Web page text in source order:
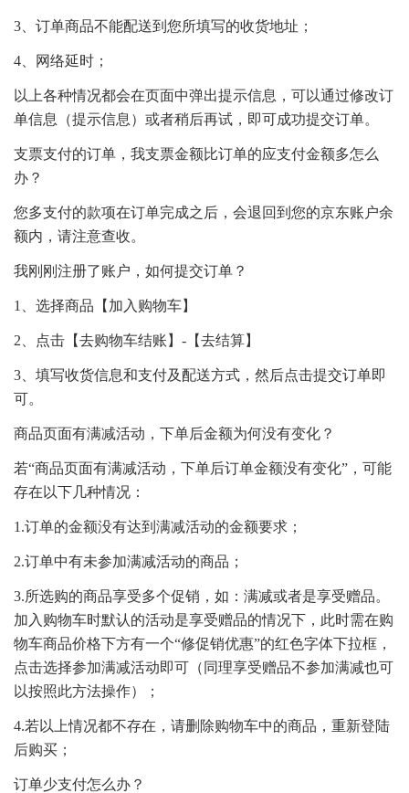
3、订单商品不能配送到您所填写的收货地址；
4、网络延时；
以上各种情况都会在页面中弹出提示信息，可以通过修改订
单信息（提示信息）或者稍后再试，即可成功提交订单。
支票支付的订单，我支票金额比订单的应支付金额多怎么
办？
您多支付的款项在订单完成之后，会退回到您的京东账户余
额内，请注意查收。
我刚刚注册了账户，如何提交订单？
1、选择商品【加入购物车】
2、点击【去购物车结账】-【去结算】
3、填写收货信息和支付及配送方式，然后点击提交订单即
可。
商品页面有满减活动，下单后金额为何没有变化？
若“商品页面有满减活动，下单后订单金额没有变化”，可能
存在以下几种情况：
1.订单的金额没有达到满减活动的金额要求；
2.订单中有未参加满减活动的商品；
3.所选购的商品享受多个促销，如：满减或者是享受赠品。
加入购物车时默认的活动是享受赠品的情况下，此时需在购
物车商品价格下方有一个“修促销优惠”的红色字体下拉框，
点击选择参加满减活动即可（同理享受赠品不参加满减也可
以按照此方法操作）；
4.若以上情况都不存在，请删除购物车中的商品，重新登陆
后购买；
订单少支付怎么办？